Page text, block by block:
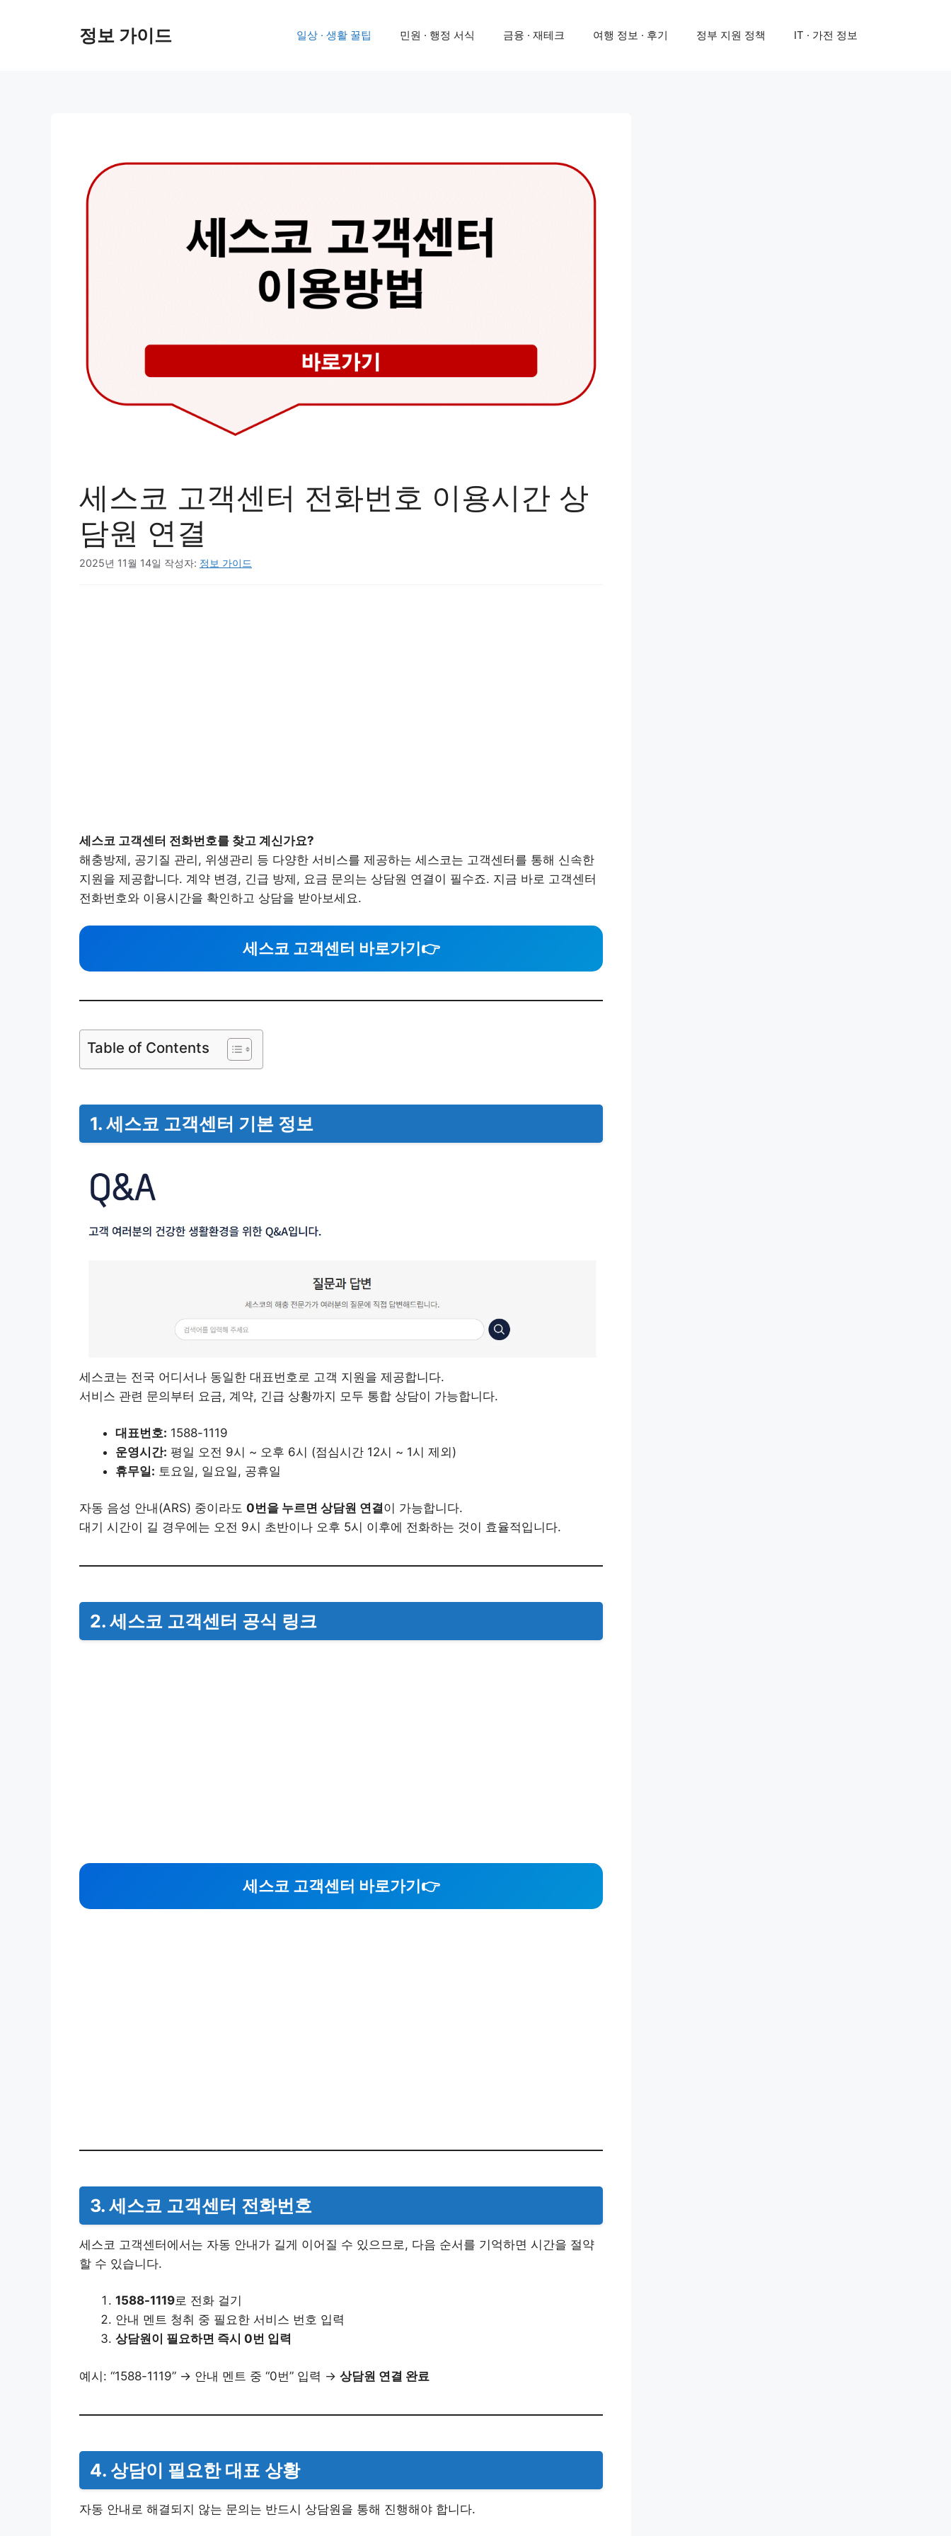
정보 가이드 일상 · 생활 꿀팁 민원 · 행정 서식 금융 · 재테크 여행 정보 · 후기 정부 지원 정책 IT · 가전 정보
세스코 고객센터 전화번호 이용시간 상
담원 연결
2025년 11월 14일 작성자: 정보 가이드
세스코 고객센터 전화번호를 찾고 계신가요?
해충방제, 공기질 관리, 위생관리 등 다양한 서비스를 제공하는 세스코는 고객센터를 통해 신속한
지원을 제공합니다. 계약 변경, 긴급 방제, 요금 문의는 상담원 연결이 필수죠. 지금 바로 고객센터
전화번호와 이용시간을 확인하고 상담을 받아보세요.
세스코 고객센터 바로가기 👉
Table of Contents
1. 세스코 고객센터 기본 정보
세스코는 전국 어디서나 동일한 대표번호로 고객 지원을 제공합니다.
서비스 관련 문의부터 요금, 계약, 긴급 상황까지 모두 통합 상담이 가능합니다.
대표번호: 1588-1119
운영시간: 평일 오전 9시 ~ 오후 6시 (점심시간 12시 ~ 1시 제외)
휴무일: 토요일, 일요일, 공휴일
자동 음성 안내(ARS) 중이라도 0번을 누르면 상담원 연결이 가능합니다.
대기 시간이 길 경우에는 오전 9시 초반이나 오후 5시 이후에 전화하는 것이 효율적입니다.
2. 세스코 고객센터 공식 링크
세스코 고객센터 바로가기 👉
3. 세스코 고객센터 전화번호
세스코 고객센터에서는 자동 안내가 길게 이어질 수 있으므로, 다음 순서를 기억하면 시간을 절약
할 수 있습니다.
1588-1119로 전화 걸기
안내 멘트 청취 중 필요한 서비스 번호 입력
상담원이 필요하면 즉시 0번 입력
예시: “1588-1119” → 안내 멘트 중 “0번” 입력 → 상담원 연결 완료
4. 상담이 필요한 대표 상황
자동 안내로 해결되지 않는 문의는 반드시 상담원을 통해 진행해야 합니다.